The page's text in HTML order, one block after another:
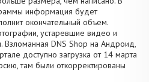
информация будет
окончательный объем.
устаревшие видео и
Взломанная DNS Shop на Андроид,
доступно загрузка от 14 марта
там были откорректированы